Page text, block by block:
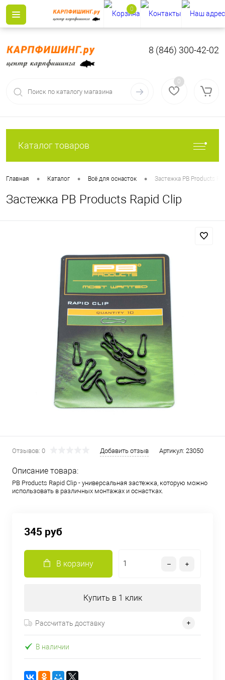
8 (846) 300-42-02
0
Каталог товаров
Главная • Каталог • Всё для оснасток • Застежка PB Products
Застежка PB Products Rapid Clip
Отзывов: 0 Добавить отзыв Артикул: 23050
Описание товара:
PB Products Rapid Clip - универсальная застежка, которую можно
использовать в различных монтажах и оснастках.
345 руб
В корзину
Купить в 1 клик
Рассчитать доставку
В наличии
0